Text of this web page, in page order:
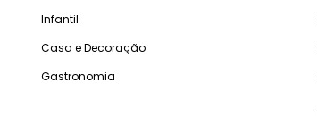
Infantil
Casa e Decoração
Gastronomia